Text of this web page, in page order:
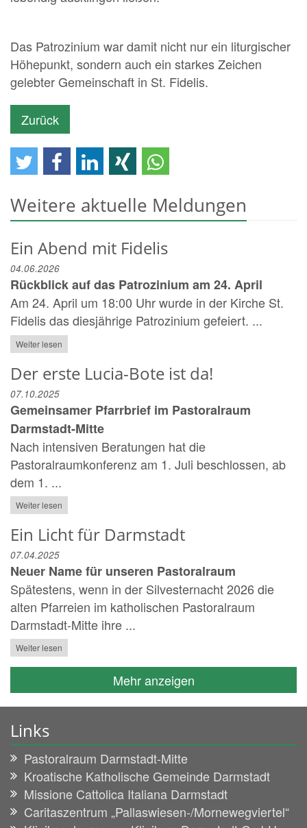
Das Patrozinium war damit nicht nur ein liturgischer
Höhepunkt, sondern auch ein starkes Zeichen
gelebter Gemeinschaft in St. Fidelis.
Zurück
Weitere aktuelle Meldungen
Ein Abend mit Fidelis
04.06.2026
Rückblick auf das Patrozinium am 24. April
Am 24. April um 18:00 Uhr wurde in der Kirche St.
Fidelis das diesjährige Patrozinium gefeiert. ...
Weiter lesen
Der erste Lucia-Bote ist da!
07.10.2025
Gemeinsamer Pfarrbrief im Pastoralraum
Darmstadt-Mitte
Nach intensiven Beratungen hat die
Pastoralraumkonferenz am 1. Juli beschlossen, ab
dem 1. ...
Weiter lesen
Ein Licht für Darmstadt
07.04.2025
Neuer Name für unseren Pastoralraum
Spätestens, wenn in der Silvesternacht 2026 die
alten Pfarreien im katholischen Pastoralraum
Darmstadt-Mitte ihre ...
Weiter lesen
Mehr anzeigen
Links
Pastoralraum Darmstadt-Mitte
Kroatische Katholische Gemeinde Darmstadt
Missione Cattolica Italiana Darmstadt
Caritaszentrum „Pallaswiesen-/Mornewegviertel“